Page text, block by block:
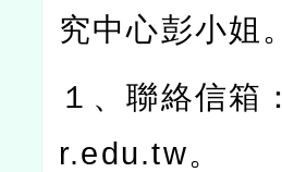
究中心彭小姐。
１、聯絡信箱：
r.edu.tw。